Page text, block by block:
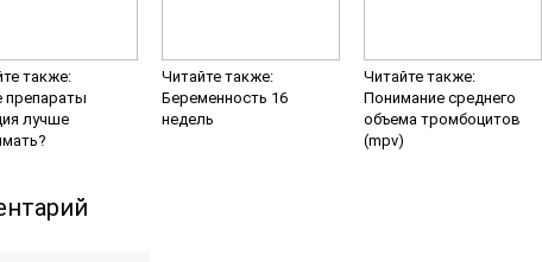
также:
препараты
лучше
Читайте также:
Беременность 16
недель
Читайте также:
Понимание среднего
объема тромбоцитов
(mpv)